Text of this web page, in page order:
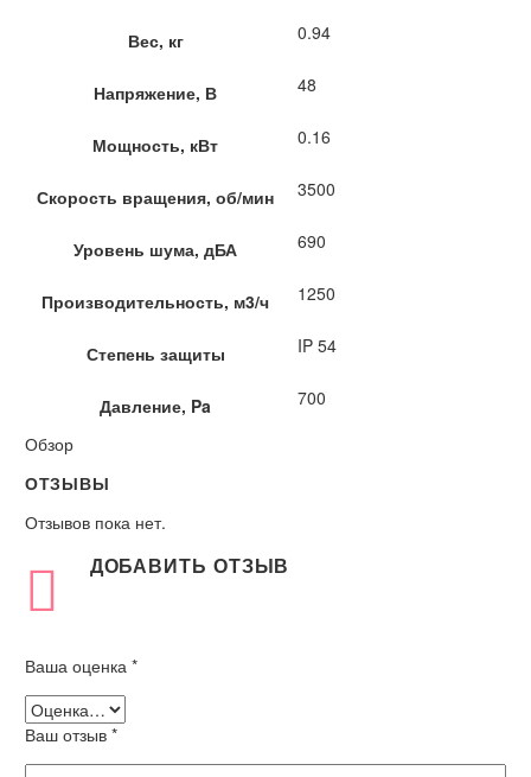
Вес, кг 0.94
Напряжение, В 48
Мощность, кВт 0.16
Скорость вращения, об/мин 3500
Уровень шума, дБА 690
Производительность, м3/ч 1250
Степень защиты IP 54
Давление, Pa
700
Обзор
ОТЗЫВЫ
Отзывов пока нет.
ДОБАВИТЬ ОТЗЫВ
Ваша оценка *
Ваш отзыв *